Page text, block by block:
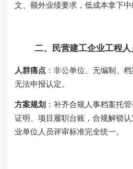
文、额外业绩要求，低成本拿下中
二、民营建工企业工程
人群痛点 ：非公单位、无编制、
无法申报认定。
方案规划 ：补齐合规人事档案托
证明、项目履职台账，合规解锁
业单位人员评审标准完全统一。